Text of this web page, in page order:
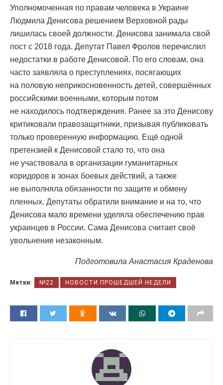
Уполномоченная по правам человека в Украине
Людмила Денисова решением Верховной рады
лишилась своей должности. Денисова занимала свой
пост с 2018 года. Депутат Павел Фролов перечислил
недостатки в работе Денисовой. По его словам, она
часто заявляла о преступлениях, посягающих
на половую неприкосновенность детей, совершённых
российскими военными, которым потом
не находилось подтверждения. Ранее за это Денисову
критиковали правозащитники, призывая публиковать
только проверенную информацию. Ещё одной
претензией к Денисовой стало то, что она
не участвовала в организации гуманитарных
коридоров в зонах боевых действий, а также
не выполняла обязанности по защите и обмену
пленных. Депутаты обратили внимание и на то, что
Денисова мало времени уделяла обеспечению прав
украинцев в России. Сама Денисова считает своё
увольнение незаконным.
Подготовила Анастасия Краденова
Метки: №22 НОВОСТИ ПРОШЕДШЕЙ НЕДЕЛИ